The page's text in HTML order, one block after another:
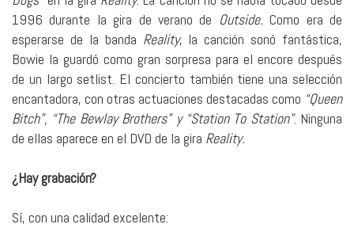
1996 durante la gira de verano de Outside. Como era de
esperarse de la banda Reality, la canción sonó fantástica,
Bowie la guardó como gran sorpresa para el encore después
de un largo setlist. El concierto también tiene una selección
encantadora, con otras actuaciones destacadas como “Queen
Bitch”, “The Bewlay Brothers” y “Station To Station”. Ninguna
de ellas aparece en el DVD de la gira Reality.
¿Hay grabación?
Sí, con una calidad excelente: